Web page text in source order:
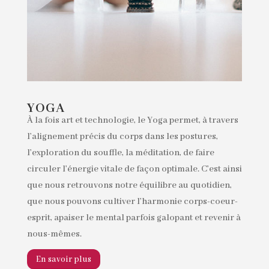
YOGA
À la fois art et technologie, le Yoga permet, à travers
l’alignement précis du corps dans les postures,
l’exploration du souffle, la méditation, de faire
circuler l’énergie vitale de façon optimale. C’est ainsi
que nous retrouvons notre équilibre au quotidien,
que nous pouvons cultiver l’harmonie corps-coeur-
esprit, apaiser le mental parfois galopant et revenir à
nous-mêmes.
En savoir plus